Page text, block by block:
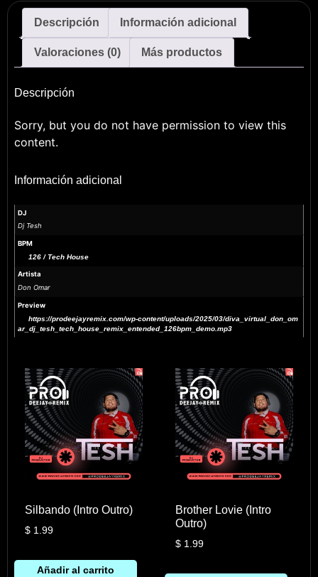
Descripción Información adicional
Valoraciones (0) Más productos
Descripción
Sorry, but you do not have permission to view this
content.
Información adicional
DJ
Dj Tesh
BPM
126 / Tech House
Artista
Don Omar
Preview
https://prodeejayremix.com/wp-content/uploads/2025/03/diva_virtual_don_om
ar_dj_tesh_tech_house_remix_entended_126bpm_demo.mp3
Silbando (Intro Outro)
$1.99
Añadir al carrito
Brother Lovie (Intro
Outro)
$ 1.99